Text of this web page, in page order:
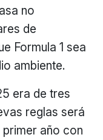
no
de
Formula 1 sea
ambiente.
era de tres
reglas será
año con